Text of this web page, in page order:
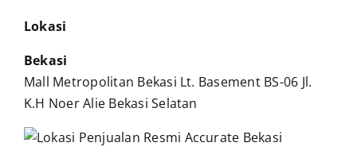
Lokasi
Bekasi
Mall Metropolitan Bekasi Lt. Basement BS-06 Jl.
K.H Noer Alie Bekasi Selatan